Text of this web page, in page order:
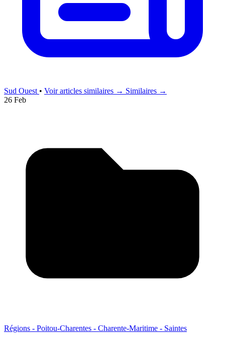
Sud Ouest • Voir articles similaires → Similaires →
26 Feb
Régions - Poitou-Charentes - Charente-Maritime - Saintes